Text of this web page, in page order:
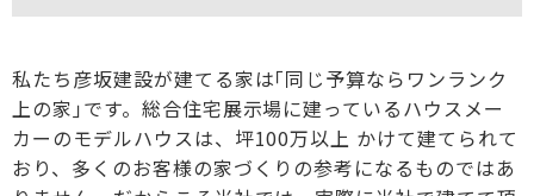
私たち彦坂建設が建てる家は｢同じ予算ならワンランク
上の家｣です。総合住宅展示場に建っているハウスメー
カーのモデルハウスは、坪100万以上 かけて建てられて
おり、多くのお客様の家づくりの参考になるものではあ